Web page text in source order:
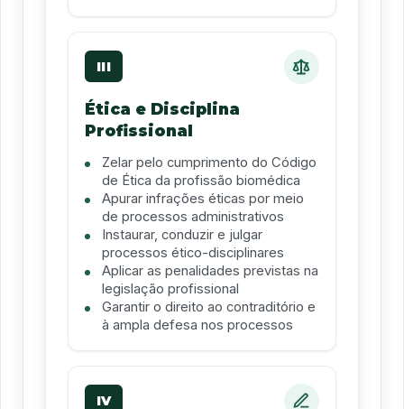
III
Ética e Disciplina
Profissional
Zelar pelo cumprimento do Código
de Ética da profissão biomédica
Apurar infrações éticas por meio
de processos administrativos
Instaurar, conduzir e julgar
processos ético-disciplinares
Aplicar as penalidades previstas na
legislação profissional
Garantir o direito ao contraditório e
à ampla defesa nos processos
IV